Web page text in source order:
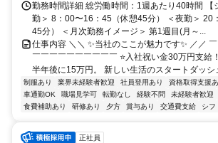
勤務時間詳細 総労働時間：1週あたり40時間 【
勤＞ 8：00〜16：45（休憩45分） ＜夜勤＞ 20
45分） ＜月次勤務イメージ＞ 第1週目(月～...
仕事内容 ＼＼ ✨当社のここが魅力です✨ ／／
￣￣￣￣￣￣￣￣￣￣ ⭐入社祝い金30万円支給
半年後に15万円。 新しい生活のスタートダッシ
制服あり 業界未経験者歓迎 社員登用あり 資格取得支援
車通勤OK
職場見学可 転勤なし 経験不問 未経験者歓迎
食費補助あり
研修あり 夕方 賞与あり 交通費支給 シフ
正社員